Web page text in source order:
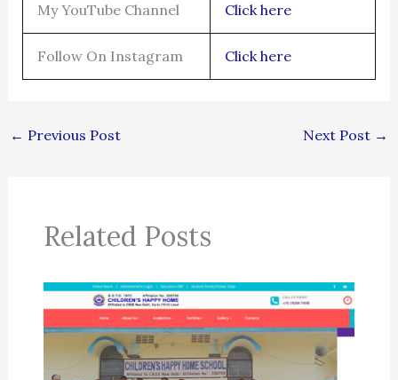
My YouTube Channel Click here
Follow On Instagram Click here
← Previous Post Next Post →
Related Posts